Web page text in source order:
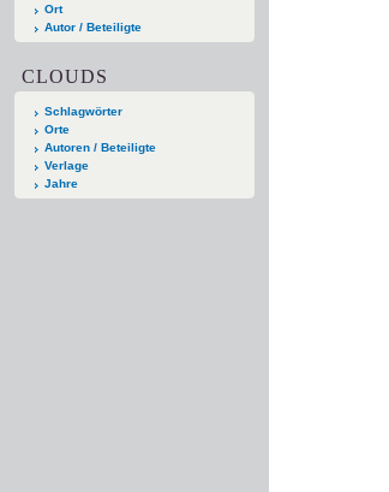
Ort
Autor / Beteiligte
CLOUDS
Schlagwörter
Orte
Autoren / Beteiligte
Verlage
Jahre